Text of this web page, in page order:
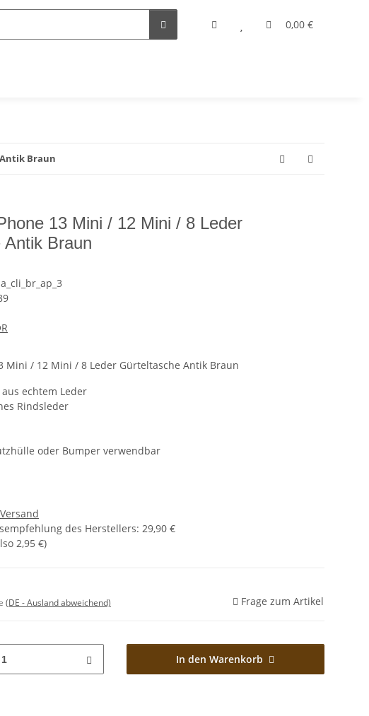
0,00 €
Braun
13 Mini / 12 Mini / 8 Leder
Braun
Mini / 12 Mini / 8 Leder Gürteltasche Antik Braun
echtem Leder
Rindsleder
oder Bumper verwendbar
Versand
des Herstellers: 29,90 €
2,95 €)
(DE - Ausland abweichend) Frage zum Artikel
In den Warenkorb